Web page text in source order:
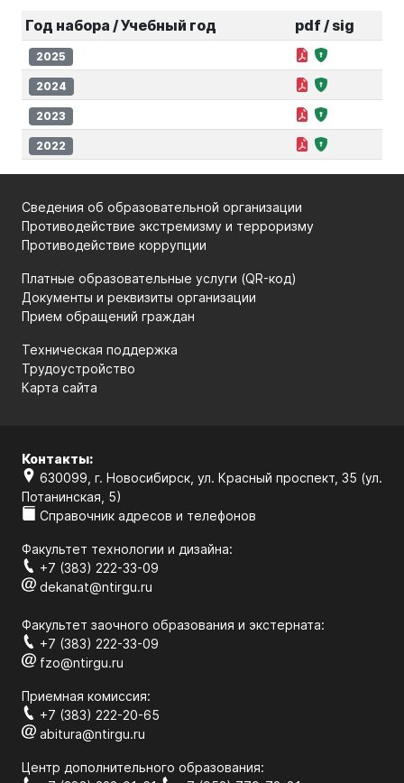
Год набора / Учебный год pdf / sig
2025
2024
2023
2022
Сведения об образовательной организации
Противодействие экстремизму и терроризму
Противодействие коррупции
Платные образовательные услуги (QR-код)
Документы и реквизиты организации
Прием обращений граждан
Техническая поддержка
Трудоустройство
Карта сайта
Контакты:
630099, г. Новосибирск, ул. Красный проспект, 35 (ул.
Потанинская, 5)
Справочник адресов и телефонов
Факультет технологии и дизайна:
+7 (383) 222-33-09
dekanat@ntirgu.ru
Факультет заочного образования и экстерната:
+7 (383) 222-33-09
fzo@ntirgu.ru
Приемная комиссия:
+7 (383) 222-20-65
abitura@ntirgu.ru
Центр дополнительного образования: